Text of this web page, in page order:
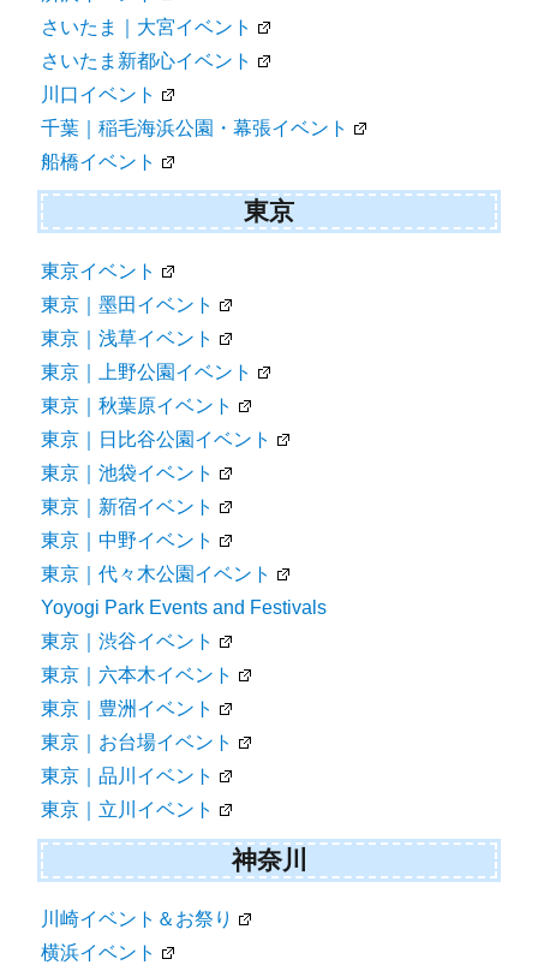
さいたま｜大宮イベント
さいたま新都心イベント
川口イベント
千葉｜稲毛海浜公園・幕張イベント
船橋イベント
東京
東京イベント
東京｜墨田イベント
東京｜浅草イベント
東京｜上野公園イベント
東京｜秋葉原イベント
東京｜日比谷公園イベント
東京｜池袋イベント
東京｜新宿イベント
東京｜中野イベント
東京｜代々木公園イベント
Yoyogi Park Events and Festivals
東京｜渋谷イベント
東京｜六本木イベント
東京｜豊洲イベント
東京｜お台場イベント
東京｜品川イベント
東京｜立川イベント
神奈川
川崎イベント＆お祭り
横浜イベント